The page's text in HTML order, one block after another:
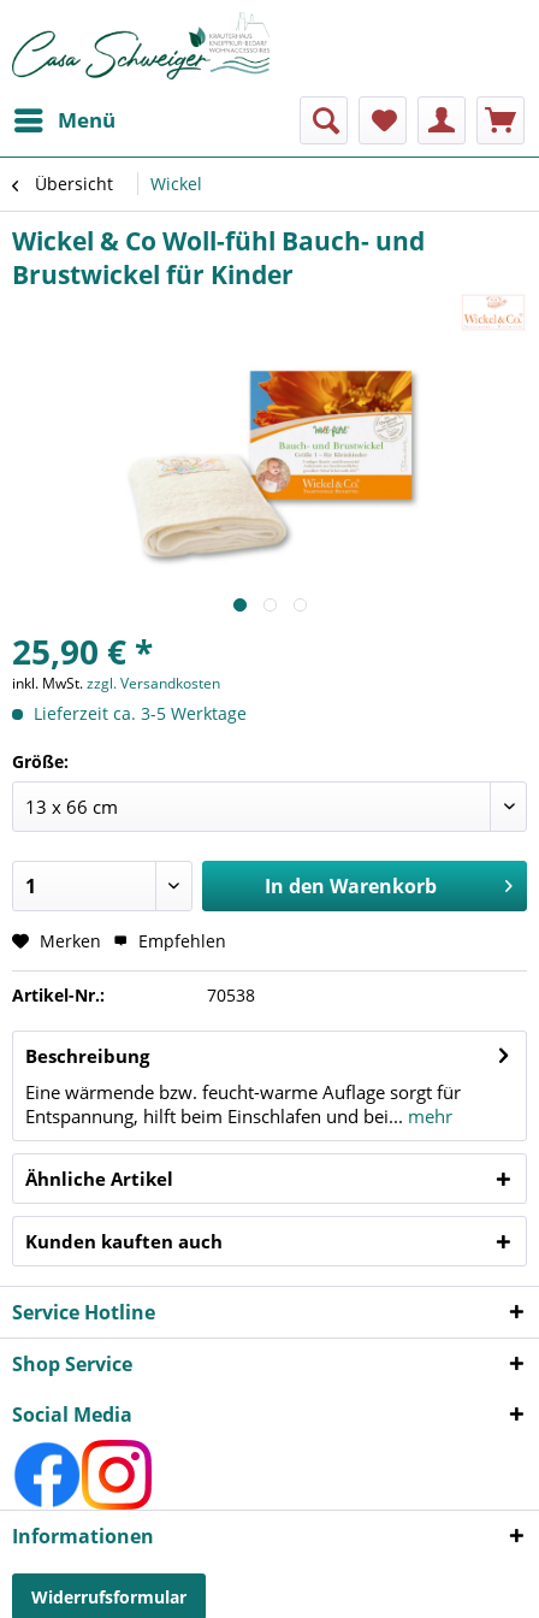
Menü
Übersicht Wickel
Wickel & Co Woll-fühl Bauch- und
Brustwickel für Kinder
25,90 € *
inkl. MwSt.zzgl. Versandkosten
Lieferzeit ca. 3-5 Werktage
Größe:
In den Warenkorb
Merken Empfehlen
Artikel-Nr.: 70538
Beschreibung
Eine wärmende bzw. feucht-warme Auflage sorgt für
Entspannung, hilft beim Einschlafen und bei... mehr
Ähnliche Artikel
Kunden kauften auch
Service Hotline
Shop Service
Social Media
Informationen
Widerrufsformular